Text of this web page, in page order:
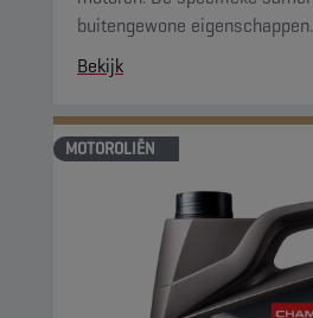
buitengewone eigenschappen.
Bekijk
MOTOROLIËN